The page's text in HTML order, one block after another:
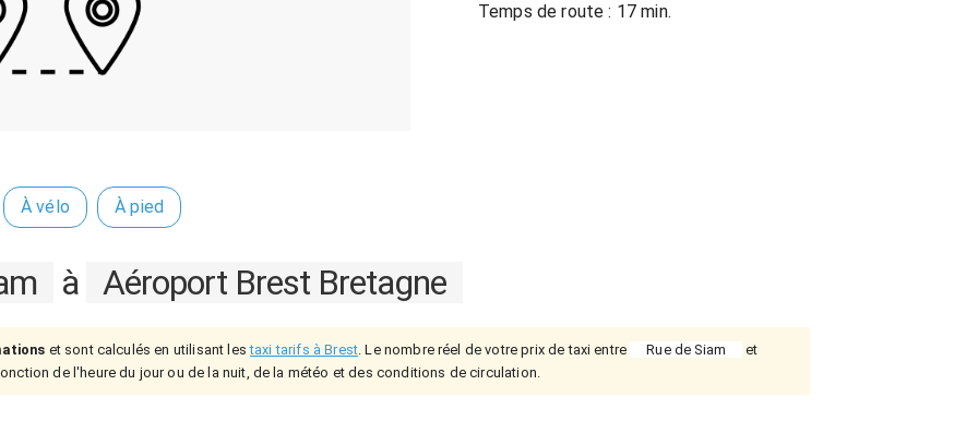
Temps de route : 17 min.
À vélo À pied
à Aéroport Brest Bretagne
et sont calculés en utilisant lestaxi tarifs à Brest. Le nombre réel de votre prix de taxi entre Rue de Siam
et
de l'heure du jour ou de la nuit, de la météo et des conditions de circulation.